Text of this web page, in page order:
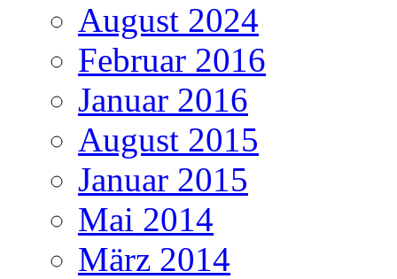
August 2024
Februar 2016
Januar 2016
August 2015
Januar 2015
Mai 2014
März 2014